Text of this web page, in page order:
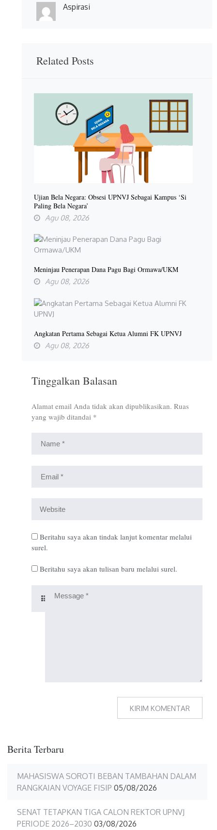
Aspirasi
Related Posts
Ujian Bela Negara: Obsesi UPNVJ Sebagai Kampus ‘Si
Paling Bela Negara’
Agu 08, 2026
Meninjau Penerapan Dana Pagu Bagi Ormawa/UKM
Agu 08, 2026
Angkatan Pertama Sebagai Ketua Alumni FK UPNVJ
Agu 08, 2026
Tinggalkan Balasan
Alamat email Anda tidak akan dipublikasikan. Ruas
yang wajib ditandai *
Beritahu saya akan tindak lanjut komentar melalui
surel.
Beritahu saya akan tulisan baru melalui surel.
Berita Terbaru
MAHASISWA SOROTI BEBAN TAMBAHAN DALAM
RANGKAIAN VOYAGE FISIP 05/08/2026
SENAT TETAPKAN TIGA CALON REKTOR UPNVJ
PERIODE 2026–2030 03/08/2026